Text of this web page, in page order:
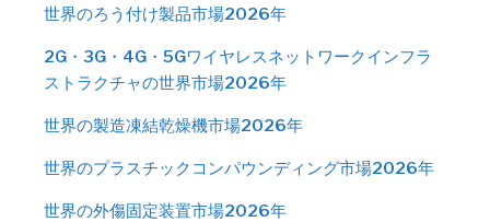
世界のろう付け製品市場2026年
2G・3G・4G・5Gワイヤレスネットワークインフラ
ストラクチャの世界市場2026年
世界の製造凍結乾燥機市場2026年
世界のプラスチックコンパウンディング市場2026年
世界の外傷固定装置市場2026年